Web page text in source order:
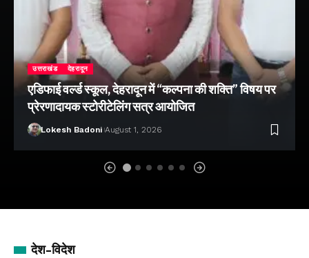
उत्तराखंड देहरादून
एडिफाई वर्ल्ड स्कूल, देहरादून में “कल्पना की शक्ति” विषय पर
प्रेरणादायक स्टोरीटेलिंग सत्र आयोजित
Lokesh Badoni August 1, 2026
देश-विदेश